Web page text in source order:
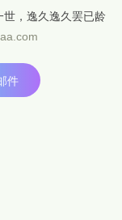
世，逸久逸久罢已龄
件